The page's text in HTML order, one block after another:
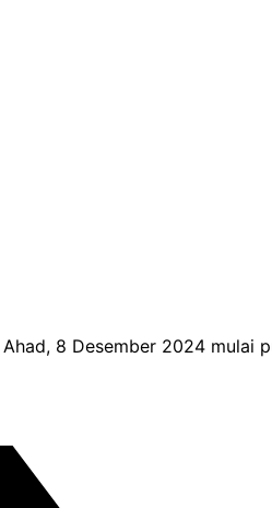
8 Desember 2024